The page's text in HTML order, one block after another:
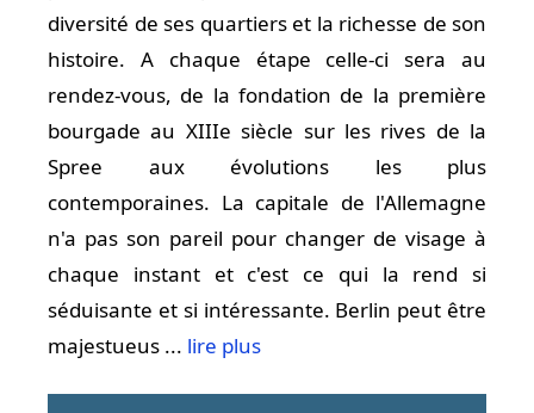
diversité de ses quartiers et la richesse de son
histoire. A chaque étape celle-ci sera au
rendez-vous, de la fondation de la première
bourgade au XIIIe siècle sur les rives de la
Spree aux évolutions les plus
contemporaines. La capitale de l'Allemagne
n'a pas son pareil pour changer de visage à
chaque instant et c'est ce qui la rend si
séduisante et si intéressante. Berlin peut être
majestueus ... lire plus